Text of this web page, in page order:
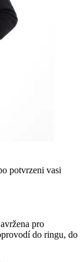
potvrzeni vasi
pro
do ringu, do